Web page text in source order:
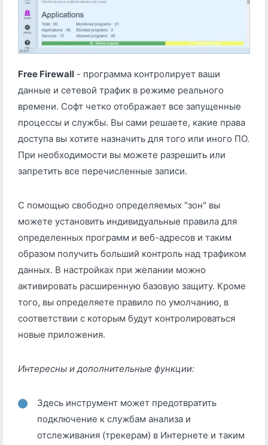
Free Firewall - программа контролирует ваши
данные и сетевой трафик в режиме реального
времени. Софт четко отображает все запущенные
процессы и службы. Вы сами решаете, какие права
доступа вы хотите назначить для того или иного ПО.
При необходимости вы можете разрешить или
запретить все перечисленные записи.
С помощью свободно определяемых "зон" вы
можете установить индивидуальные правила для
определенных программ и веб-адресов и таким
образом получить больший контроль над трафиком
данных. В настройках при желании можно
активировать расширенную базовую защиту. Кроме
того, вы определяете правило по умолчанию, в
соответствии с которым будут контролироваться
новые приложения.
Интересны и дополнительные функции:
Здесь инструмент может предотвратить
подключение к службам анализа и
отслеживания (трекерам) в Интернете и таким